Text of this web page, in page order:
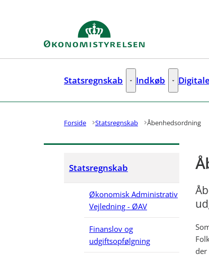
Statsregnskab Statsregnskab - Flere links
Indkøb Indkøb -
Forside Statsregnskab Åbenhedsordning
Statsregnskab
Økonomisk Administrativ
Vejledning - ØAV
Finanslov og
udgiftsopfølgning